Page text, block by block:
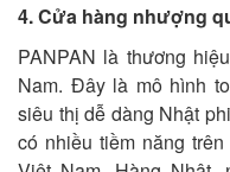
4. Cửa hàng nhượng
PANPAN là thương
Nam. Đây là mô hình
siêu thị dễ dàng Nhật
có nhiều tiềm năng